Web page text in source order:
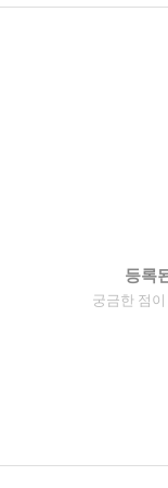
등록
궁금한 점